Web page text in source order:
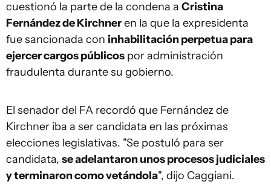
cuestionó la parte de la condena a Cristina
Fernández de Kirchneren la que la expresidenta
fue sancionada con inhabilitación perpetua para
ejercer cargos públicos por administración
fraudulenta durante su gobierno.
El senador del FA recordó que Fernández de
Kirchner iba a ser candidata en las próximas
elecciones legislativas. "Se postuló para ser
candidata, se adelantaron unos procesos judiciales
y terminaron como vetándola", dijo Caggiani.